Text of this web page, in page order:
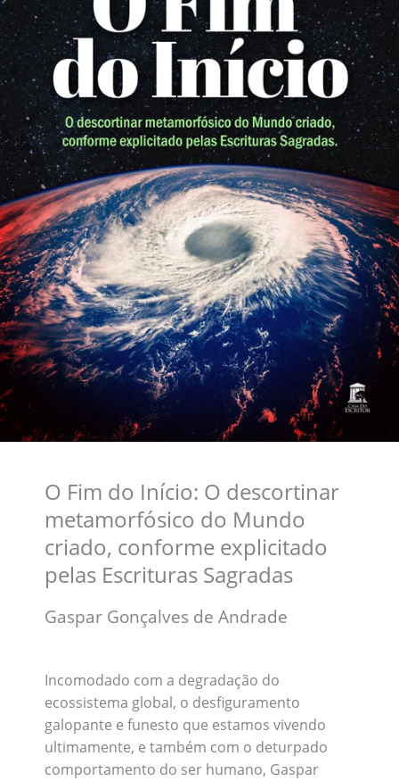
O Fim do Início: O descortinar
metamorfósico do Mundo
criado, conforme explicitado
pelas Escrituras Sagradas
Gaspar Gonçalves de Andrade
Incomodado com a degradação do
ecossistema global, o desfiguramento
galopante e funesto que estamos vivendo
ultimamente, e também com o deturpado
comportamento do ser humano, Gaspar